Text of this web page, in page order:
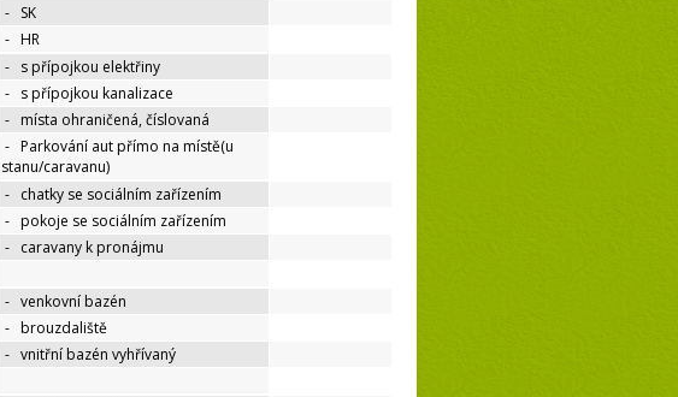
- SK
- HR
- s přípojkou elektřiny
- s přípojkou kanalizace
- místa ohraničená, číslovaná
- Parkování aut přímo na místě(u
stanu/caravanu)
- chatky se sociálním zařízením
- pokoje se sociálním zařízením
- caravany k pronájmu
- venkovní bazén
- brouzdaliště
- vnitřní bazén vyhřívaný